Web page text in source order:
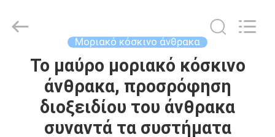
ΑΡΧΙΚΉ
ΠΡΟΪΌΝΤΑ
Technology
Co.,Ltd..
Μοριακό κόσκινο άνθρακα
Το μαύρο μοριακό κόσκινο
άνθρακα, προσρόφηση
διοξειδίου του άνθρακα
συναντά τα συστήματα